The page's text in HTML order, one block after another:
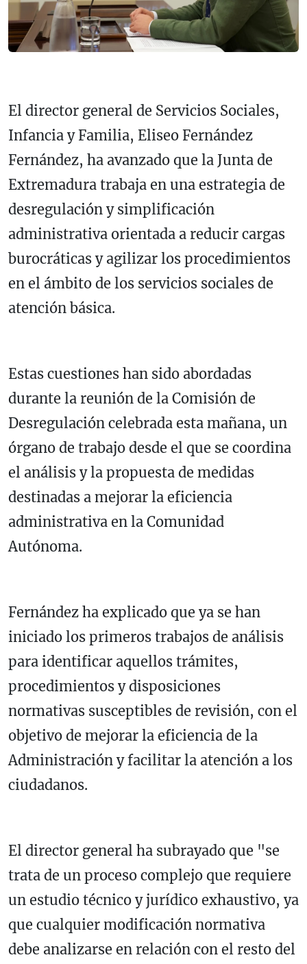
El director general de Servicios Sociales,
Infancia y Familia, Eliseo Fernández
Fernández, ha avanzado que la Junta de
Extremadura trabaja en una estrategia de
desregulación y simplificación
administrativa orientada a reducir cargas
burocráticas y agilizar los procedimientos
en el ámbito de los servicios sociales de
atención básica.
Estas cuestiones han sido abordadas
durante la reunión de la Comisión de
Desregulación celebrada esta mañana, un
órgano de trabajo desde el que se coordina
el análisis y la propuesta de medidas
destinadas a mejorar la eficiencia
administrativa en la Comunidad
Autónoma.
Fernández ha explicado que ya se han
iniciado los primeros trabajos de análisis
para identificar aquellos trámites,
procedimientos y disposiciones
normativas susceptibles de revisión, con el
objetivo de mejorar la eficiencia de la
Administración y facilitar la atención a los
ciudadanos.
El director general ha subrayado que "se
trata de un proceso complejo que requiere
un estudio técnico y jurídico exhaustivo, ya
que cualquier modificación normativa
debe analizarse en relación con el resto del